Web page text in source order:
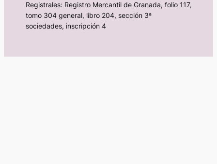
Registrales: Registro Mercantil de Granada, folio 117,
tomo 304 general, libro 204, sección 3ª
sociedades, inscripción 4